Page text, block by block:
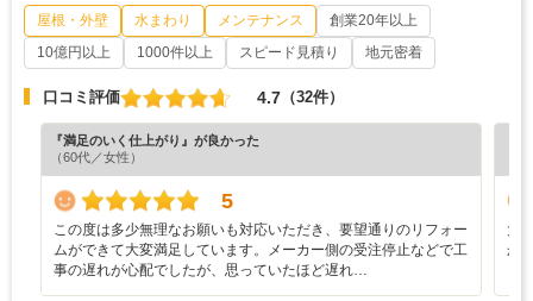
屋根・外壁 水まわり メンテナンス
創業20年以上
10億円以上
1000件以上 スピード見積り 地元密着
口コミ評価 4.7 （32件）
『満足のいく仕上がり』が良かった
（60代／女性）
5
この度は多少無理なお願いも対応いただき、要望通りのリフォー
ムができて大変満足しています。メーカー側の受注停止などで工
事の遅れが心配でしたが、思っていたほど遅れ…
大
か